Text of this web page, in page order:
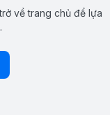
về trang chủ để lựa